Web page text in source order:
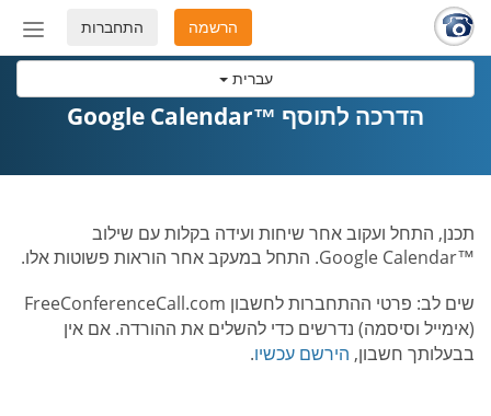
עברית
מצב
התחברות הרשמה
הדרכה לתוסף ™Google Calendar
תכנן, התחל ועקוב אחר שיחות ועידה בקלות עם שילוב
™Google Calendar. התחל במעקב אחר הוראות פשוטות אלו.
שים לב: פרטי ההתחברות לחשבון FreeConferenceCall.com
(אימייל וסיסמה) נדרשים כדי להשלים את ההורדה. אם אין
בבעלותך חשבון, הירשם עכשיו.